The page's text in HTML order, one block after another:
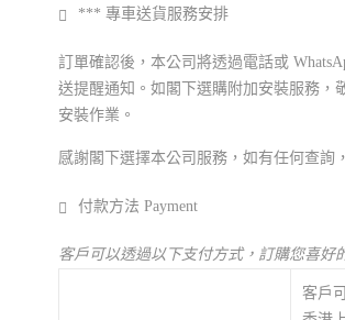
*** 專車送貨服務安排
訂單確認後，本公司將透過電話或
送提醒通知。如閣下選購附加安裝服務，
安裝作業。
感謝閣下選擇本公司服務，如有任何查詢
付款方法 Payment
客戶可以透過以下支付方式，訂購您喜好
客戶